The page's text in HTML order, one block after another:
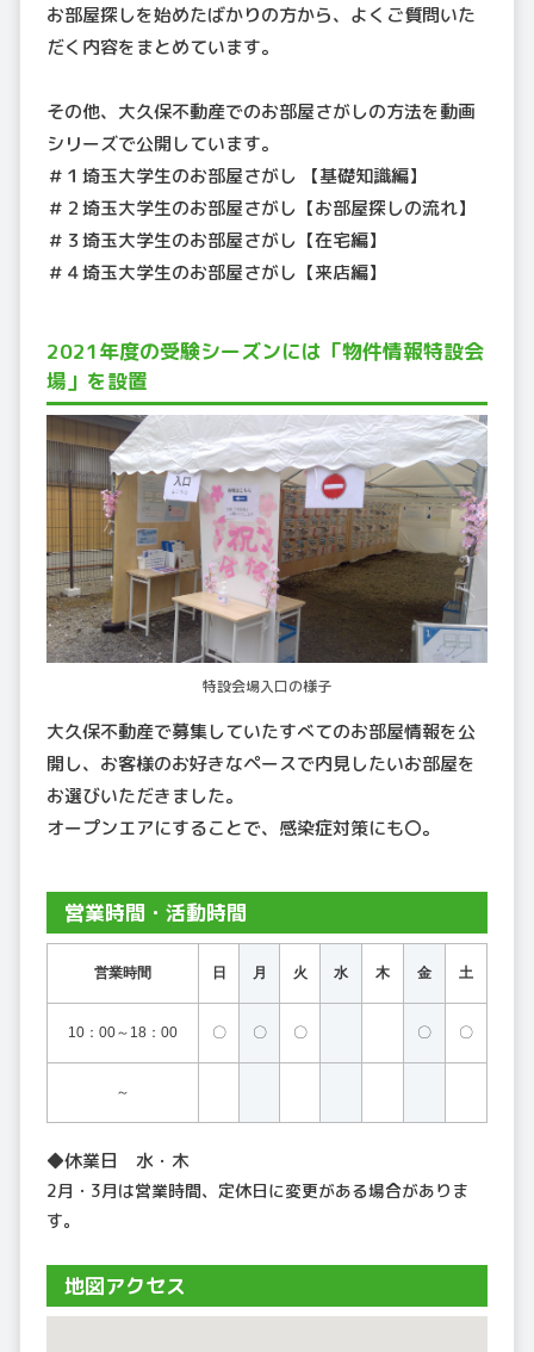
お部屋探しを始めたばかりの方から、よくご質問いた
だく内容をまとめています。
その他、大久保不動産でのお部屋さがしの方法を動画
シリーズで公開しています。
＃１埼玉大学生のお部屋さがし 【基礎知識編】
＃２埼玉大学生のお部屋さがし【お部屋探しの流れ】
＃３埼玉大学生のお部屋さがし【在宅編】
＃４埼玉大学生のお部屋さがし【来店編】
2021年度の受験シーズンには「物件情報特設会
場」を設置
特設会場入口の様子
大久保不動産で募集していたすべてのお部屋情報を公
開し、お客様のお好きなペースで内見したいお部屋を
お選びいただきました。
オープンエアにすることで、感染症対策にも〇。
営業時間・活動時間
営業時間 日 月 火 水 木 金 土
10：00～18：00 〇 〇 〇 〇 〇
～
◆休業日 水・木
2月・3月は営業時間、定休日に変更がある場合がありま
す。
地図アクセス